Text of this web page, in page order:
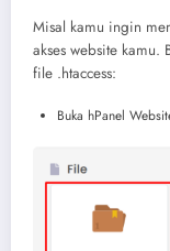
Misal kamu ingin
akses website
file .htaccess:
Buka hPanel